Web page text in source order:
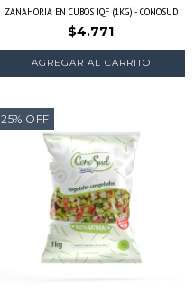
ZANAHORIA EN CUBOS IQF (1KG) - CONOSUD
$4.771
AGREGAR AL CARRITO
25% OFF